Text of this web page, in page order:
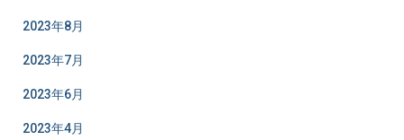
2023年8月
2023年7月
2023年6月
2023年4月